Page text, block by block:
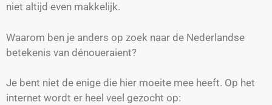
niet altijd even makkelijk.
Waarom ben je anders op zoek naar de Nederlandse
betekenis van dénoueraient?
Je bent niet de enige die hier moeite mee heeft. Op het
internet wordt er heel veel gezocht op: